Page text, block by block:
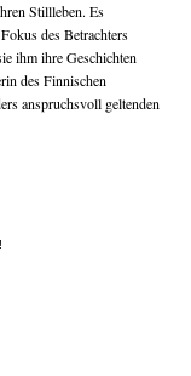
Stillleben. Es
des Betrachters
ihm ihre Geschichten
des Finnischen
anspruchsvoll geltenden